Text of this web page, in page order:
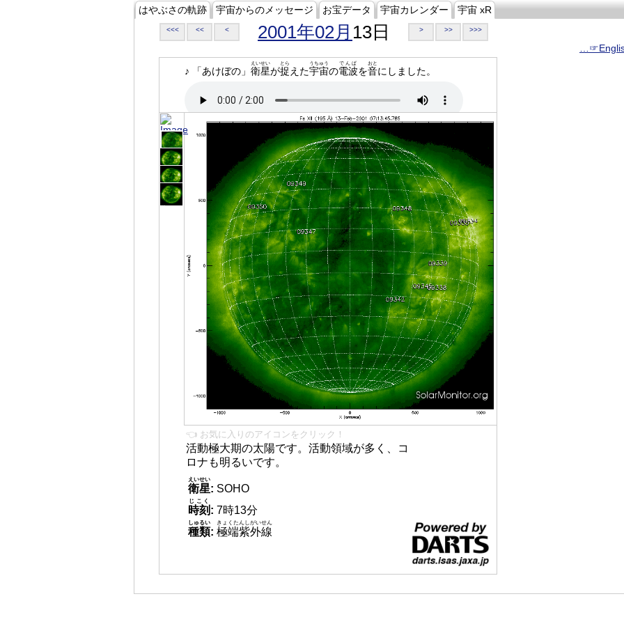
はやぶさの軌跡 宇宙からのメッセージ お宝データ 宇宙カレンダー 宇宙 xR
<<< << < 2001年02月 13日 > >> >>>
♪ 「あけぼの」 衛星
えいせい
が捉
とら
えた宇宙
うちゅう
の電波
でんぱ
を音
おと
にしました。
👈 お気に入りのアイコンをクリック！
活動極大期の太陽です。活動領域が多く、コ
ロナも明るいです。
衛星
えいせい
: SOHO
時刻
じこく
: 7時13分
種類
しゅるい
: 極端紫外線
きょくたんしがいせん